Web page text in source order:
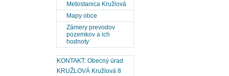
Metostanica Kružlová
Mapy obce
Zámery prevodov
pozemkov a ich
hodnoty
KONTAKT: Obecný úrad
KRUŽLOVÁ Kružlová 8